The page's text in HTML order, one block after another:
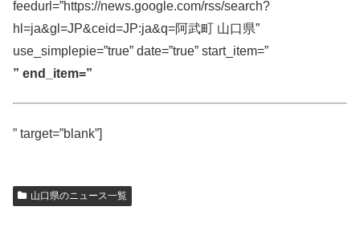
feedurl=”https://news.google.com/rss/search?
hl=ja&gl=JP&ceid=JP:ja&q=阿武町 山口県”
use_simplepie=”true” date=”true” start_item=”
” end_item=”
” target=”blank”]
山口県のニュース一覧